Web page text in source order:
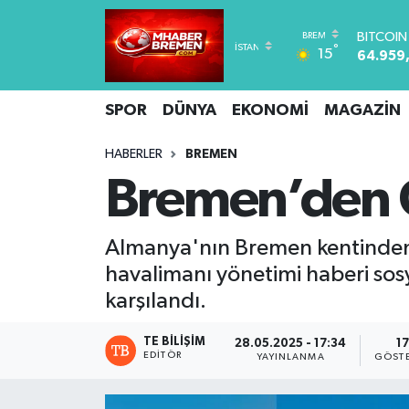
15°
EURO
GRAM
BİST100
13.779
SPOR DÜNYA EKONOMİ MAGAZİN
HABERLER BREMEN
Bremen’den
Almanya'nın Bremen
havalimanı yönetimi haberi
karşılandı.
TE BILIŞIM
EDITÖR
28.05.2025 - 17:34
YAYINLANMA
17
Hava Durumu
Trafik Durumu
Süper Lig Puan Durumu ve Fikstür
Tüm Manşetler
Son Dakika Haberleri
Haber Arşivi